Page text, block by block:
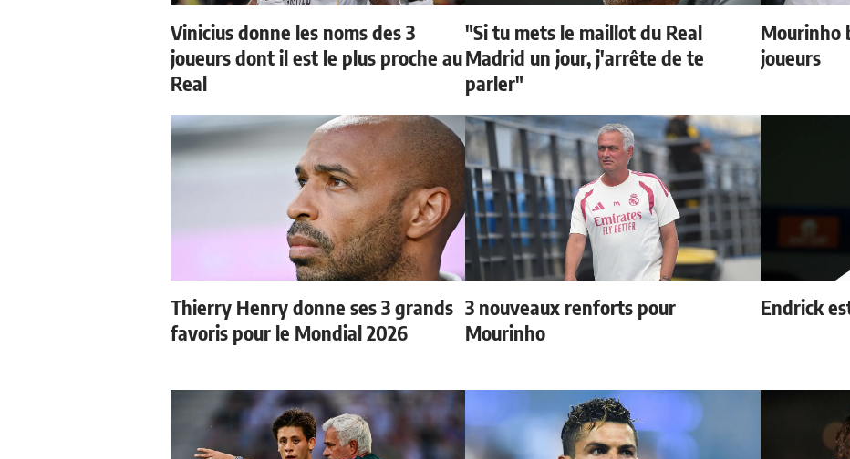
Vinicius donne les noms des 3
joueurs dont il est le plus proche au
Real
"Si tu mets le maillot du Real
Madrid un jour, j'arrête de te
parler"
Mourinho
joueurs
Thierry Henry donne ses 3 grands
favoris pour le Mondial 2026
3 nouveaux renforts pour
Mourinho
Endrick